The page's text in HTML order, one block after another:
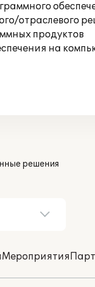
отраслевого
продуктов
на
решения
Мероприятия